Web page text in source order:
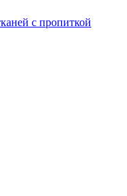
с пропиткой